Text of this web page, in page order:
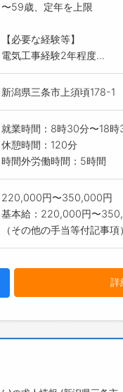
〜59歳、定年を上限
【必要な経験等】
電気工事経験2年程度...
新潟県三条市上須頃178-1
就業時間：8時30分〜18時
休憩時間：120分
時間外労働時間：5時間
220,000円〜350,000円
基本給：220,000円〜
（その他の手当等付記事項
詳